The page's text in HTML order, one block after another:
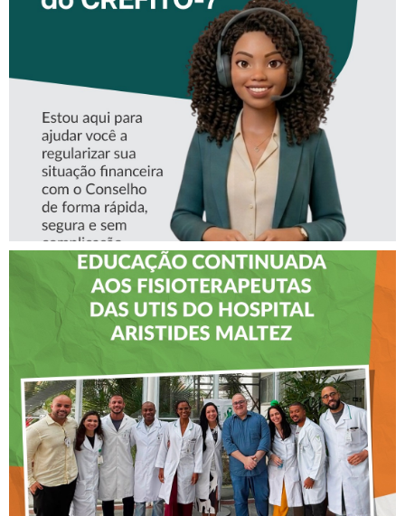
CONHEÇA A ‘ALINE’,
ASSISTENTE VIRTUAL DO
CREFITO-7
CREFITO-7 LEVA EDUCAÇÃO
CONTINUADA AOS
FISIOTERAPEUTAS DAS UTIs
DO HOSPITAL ARISTIDES
MALTEZ